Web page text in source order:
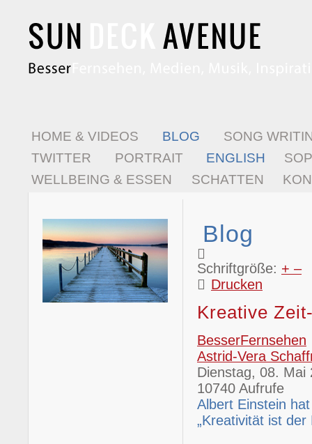
HOME & VIDEOS BLOG
SONG
TWITTER
PORTRAIT ENGLISH
WELLBEING & ESSEN
SCHATTEN
Blog
Schriftgröße: + –
Drucken
Kreative
BesserFernsehen
Astrid-Vera
Dienstag, 08. Mai
10740 Aufrufe
Albert Einstein
„Kreativität ist